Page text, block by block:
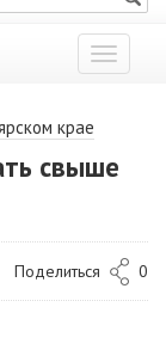
Показать
меню
крае
свыше
Поделиться 0